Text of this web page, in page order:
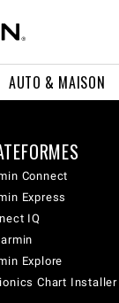
AUTO & MAISON
Connect
Express
IQ
Explore
Chart Installer